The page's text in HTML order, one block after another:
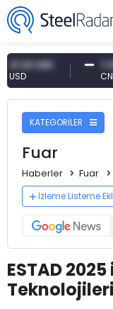
USD 7,10 CNY
KATEGORİLER
Fuar
Haberler Fuar
İzleme Listeme
ESTAD